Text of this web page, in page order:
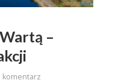
–
komentarz